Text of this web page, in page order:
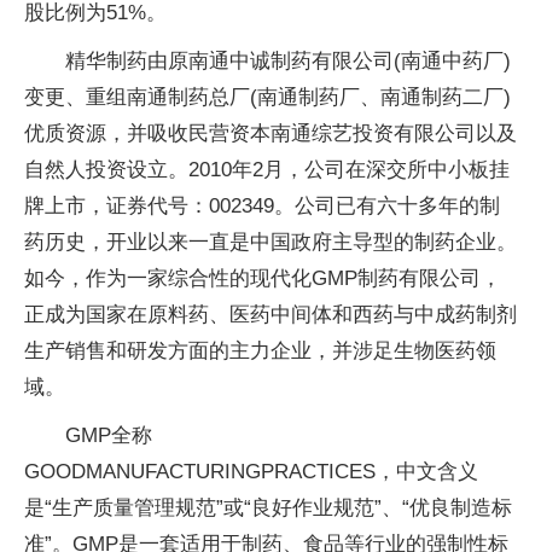
股比例为51%。
精华制药由原南通中诚制药有限公司(南通中药厂)
变更、重组南通制药总厂(南通制药厂、南通制药二厂)
优质资源，并吸收民营资本南通综艺投资有限公司以及
自然人投资设立。2010年2月，公司在深交所中小板挂
牌上市，证券代号：002349。公司已有六十多年的制
药历史，开业以来一直是中国政府主导型的制药企业。
如今，作为一家综合性的现代化GMP制药有限公司，
正成为国家在原料药、医药中间体和西药与中成药制剂
生产销售和研发方面的主力企业，并涉足生物医药领
域。
GMP全称
GOODMANUFACTURINGPRACTICES，中文含义
是“生产质量管理规范”或“良好作业规范”、“优良制造标
准”。GMP是一套适用于制药、食品等行业的强制性标